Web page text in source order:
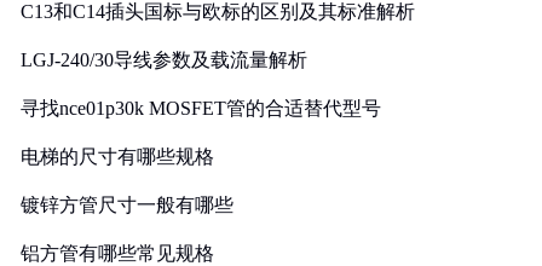
C13和C14插头国标与欧标的区别及其标准解析
LGJ-240/30导线参数及载流量解析
寻找nce01p30k MOSFET管的合适替代型号
电梯的尺寸有哪些规格
镀锌方管尺寸一般有哪些
铝方管有哪些常见规格